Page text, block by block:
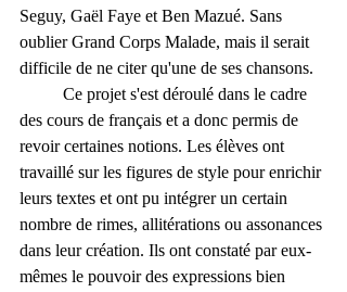
Seguy, Gaël Faye et Ben Mazué. Sans
oublier Grand Corps Malade, mais il serait
difficile de ne citer qu'une de ses chansons.
des cours de français et a donc permis de
revoir certaines notions. Les élèves ont
travaillé sur les figures de style pour enrichir
leurs textes et ont pu intégrer un certain
nombre de rimes, allitérations ou assonances
dans leur création. Ils ont constaté par eux-
mêmes le pouvoir des expressions bien